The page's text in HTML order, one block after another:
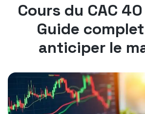
Cours du CAC
Guide
anticiper le